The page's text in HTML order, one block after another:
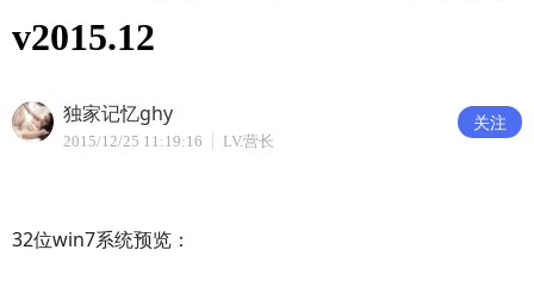
v2015.12
独家记忆ghy
2015/12/25 11:19:16 LV.营长
关注
32位win7系统预览：